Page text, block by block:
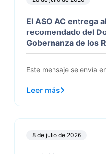
El ASO AC entrega
recomendado del
Gobernanza de los
Este mensaje se envía
Leer más
8 de julio de 2026